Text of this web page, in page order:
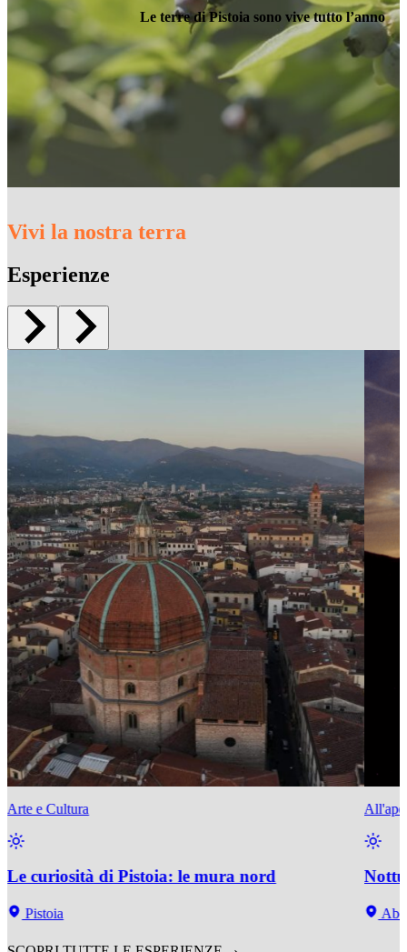
Le terre di Pistoia sono vive tutto l’anno
Vivi la nostra terra
Esperienze
Arte e Cultura
Le curiosità di Pistoia: le mura nord
Pistoia